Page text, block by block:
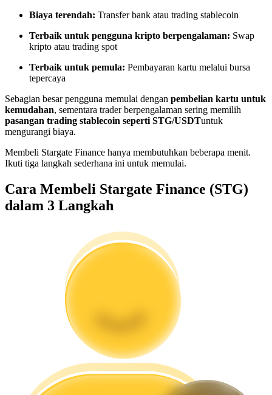
Informasi
Analisis data besar termasuk info perdagangan, dll.
Panduan Pemula Berjangka
Strategi perdagangan
Biaya terendah: Transfer bank atau trading stablecoin
Terbaik untuk pengguna kripto berpengalaman: Swap
kripto atau trading spot
Terbaik untuk pemula: Pembayaran kartu melalui bursa
tepercaya
Sebagian besar pengguna memulai dengan pembelian kartu untuk
kemudahan, sementara trader berpengalaman sering memilih
pasangan trading stablecoin seperti STG/USDTuntuk
mengurangi biaya.
Membeli Stargate Finance hanya membutuhkan beberapa menit.
Ikuti tiga langkah sederhana ini untuk memulai.
Cara Membeli Stargate Finance (STG)
dalam 3 Langkah